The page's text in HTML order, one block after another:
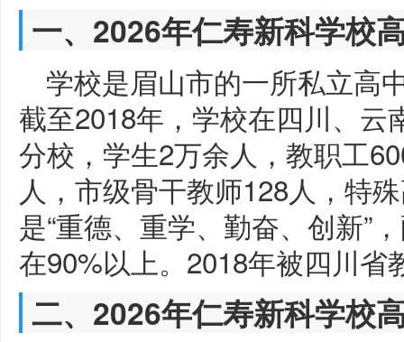
一、2026年仁寿新科学校
学校是眉山市的一所私立高
截至2018年，学校在四川、
分校，学生2万余人，教职工
人，市级骨干教师128人，特
是“重德、重学、勤奋、创新”
在90%以上。2018年被四川省
二、2026年仁寿新科学校